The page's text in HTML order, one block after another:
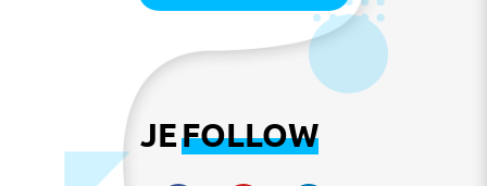
JEFOLLOW